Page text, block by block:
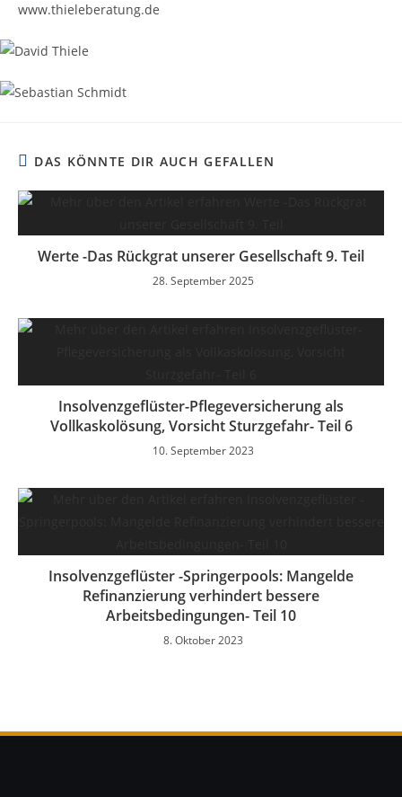
www.thieleberatung.de
DAS KÖNNTE DIR AUCH GEFALLEN
Werte -Das Rückgrat unserer Gesellschaft 9. Teil
28. September 2025
Insolvenzgeflüster-Pflegeversicherung als
Vollkaskolösung, Vorsicht Sturzgefahr- Teil 6
10. September 2023
Insolvenzgeflüster -Springerpools: Mangelde
Refinanzierung verhindert bessere
Arbeitsbedingungen- Teil 10
8. Oktober 2023